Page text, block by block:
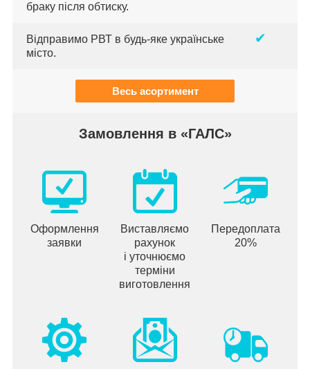
браку після обтиску.
Відправимо РВТ в будь-яке українське
місто.
✔
Весь асортимент
Замовлення в «ГАЛС»
Оформлення
заявки
Виставляємо
рахунок
і уточнюємо
терміни
виготовлення
Передоплата
20%